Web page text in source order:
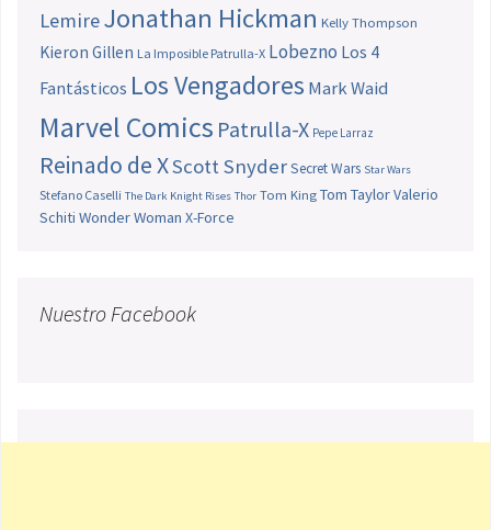
LemireJonathan Hickman Kelly Thompson
Kieron Gillen La Imposible Patrulla-X Lobezno Los 4
Fantásticos Los Vengadores Mark Waid
Marvel Comics Patrulla-X Pepe Larraz
Reinado de XScott SnyderSecret Wars Star Wars
Stefano Caselli The Dark Knight Rises Thor Tom King Tom TaylorValerio
Schiti Wonder Woman X-Force
Nuestro Facebook